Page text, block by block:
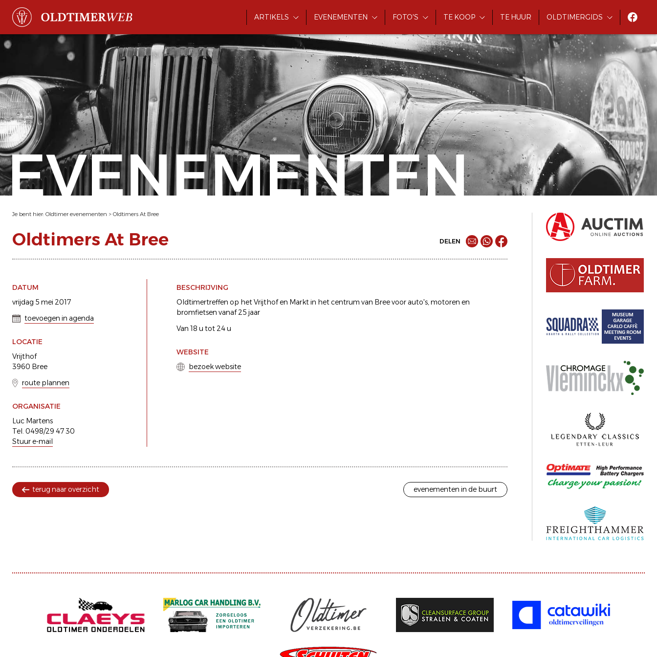
ARTIKELS EVENEMENTEN FOTO'S TE KOOP TE HUUR OLDTIMERGIDS
EVENEMENTEN
Je bent hier: Oldtimer evenementen > Oldtimers At Bree
Oldtimers At Bree DELEN
DATUM
vrijdag 5 mei 2017
toevoegen in agenda
LOCATIE
Vrijthof
3960 Bree
route plannen
ORGANISATIE
Luc Martens
Tel. 0498/29 47 30
Stuur e-mail
BESCHRIJVING
Oldtimertreffen op het Vrijthof en Markt in het centrum van Bree voor auto's, motoren en
bromfietsen vanaf 25 jaar
Van 18 u tot 24 u
WEBSITE
bezoek website
terug naar overzicht evenementen in de buurt